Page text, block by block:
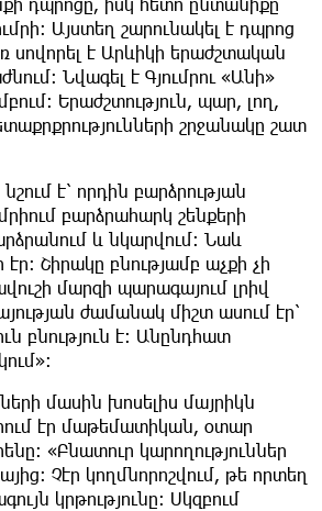
դպրոցը, իսկ հետո ընտանիքը
Այստեղ շարունակել է դպրոց
սովորել է Արևիկի երաժշտական
Նվագել է Գյումրու «Անի»
Երաժշտություն, պար, լող,
շրջանակը շատ
է՝ որդին բարձրության
բարձրահարկ շենքերի
և նկարվում։ Նաև
Շիրակը բնությամբ աչքի չի
մարզի պարագայում լրիվ
ժամանակ միշտ ասում էր՝
բնություն է։ Անընդհատ
մասին խոսելիս մայրիկն
էր մաթեմատիկան, օտար
«Բնատուր կարողություններ
Չէր կողմնորոշվում, թե որտեղ
կրթությունը։ Սկզբում